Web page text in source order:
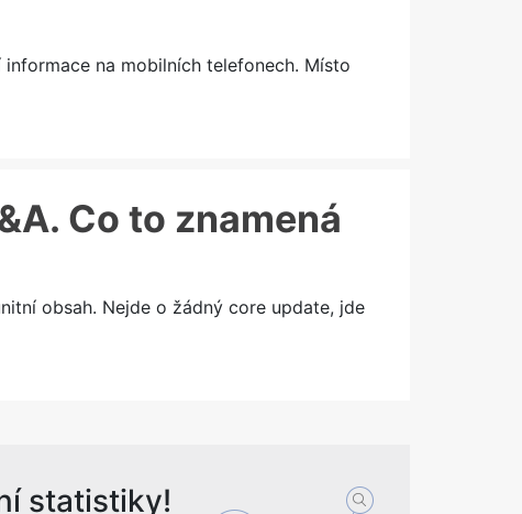
na mobilních telefonech. Místo
Co to znamená
obsah. Nejde o žádný core update, jde
statistiky!